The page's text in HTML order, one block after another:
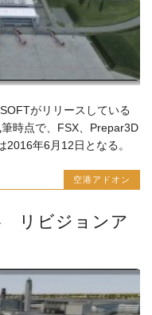
がリリースしている
筆時点で、FSX、Prepar3D
年6月12日となる。
空港アドオン
リビジョンア